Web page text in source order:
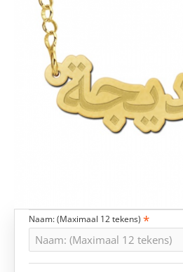
Naam: (Maximaal 12 tekens)